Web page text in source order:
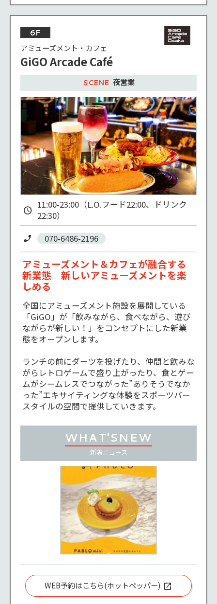
6F
アミューズメント・カフェ
GiGO Arcade Café
夜営業
11:00-23:00（L.O.フード22:00、ドリンク
22:30）
070-6486-2196
アミューズメント＆カフェが融合する
新業態 新しいアミューズメントを楽
しめる
全国にアミューズメント施設を展開している
「GiGO」が「飲みながら、食べながら、遊び
ながらが新しい！」をコンセプトにした新業
態をオープンします。
ランチの前にダーツを投げたり、仲間と飲みな
がらレトロゲームで盛り上がったり、食とゲー
ムがシームレスでつながった”ありそうでなか
った”エキサイティングな体験をスポーツバー
スタイルの空間で提供していきます。
WHAT'SNEW
新着ニュース
WEB予約はこちら